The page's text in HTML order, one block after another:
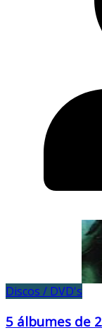
Discos / DVD's
5 álbumes de